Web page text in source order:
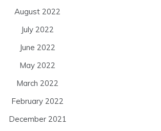
August 2022
July 2022
June 2022
May 2022
March 2022
February 2022
December 2021